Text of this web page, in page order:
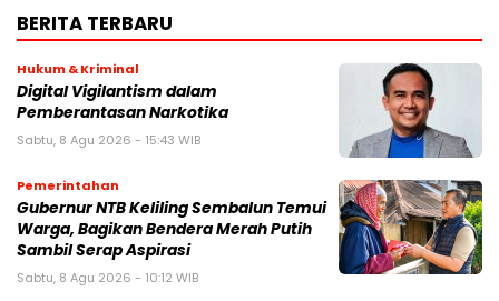
BERITA TERBARU
Hukum & Kriminal
Digital Vigilantism dalam
Pemberantasan Narkotika
Sabtu, 8 Agu 2026 - 15:43 WIB
Pemerintahan
Gubernur NTB Keliling Sembalun Temui
Warga, Bagikan Bendera Merah Putih
Sambil Serap Aspirasi
Sabtu, 8 Agu 2026 - 10:12 WIB